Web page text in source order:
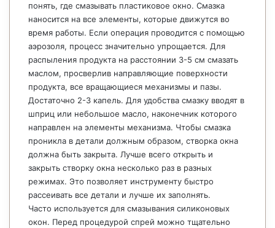
понять, где смазывать пластиковое окно. Смазка
наносится на все элементы, которые движутся во
время работы. Если операция проводится с помощью
аэрозоля, процесс значительно упрощается. Для
распыления продукта на расстоянии 3-5 см смазать
маслом, просверлив направляющие поверхности
продукта, все вращающиеся механизмы и пазы.
Достаточно 2-3 капель. Для удобства смазку вводят в
шприц или небольшое масло, наконечник которого
направлен на элементы механизма. Чтобы смазка
проникла в детали должным образом, створка окна
должна быть закрыта. Лучше всего открыть и
закрыть створку окна несколько раз в разных
режимах. Это позволяет инструменту быстро
рассеивать все детали и лучше их заполнять.
Часто используется для смазывания силиконовых
окон. Перед процедурой спрей можно тщательно